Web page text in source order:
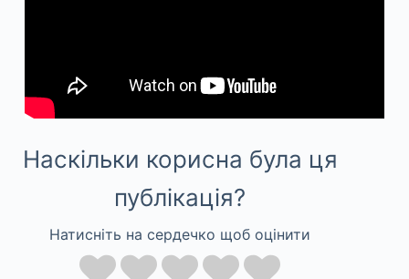
Наскільки корисна була ця
публікація?
Натисніть на сердечко щоб оцінити